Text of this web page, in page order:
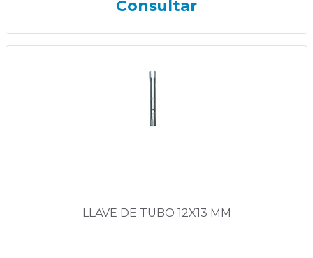
Consultar
LLAVE DE TUBO 12X13 MM